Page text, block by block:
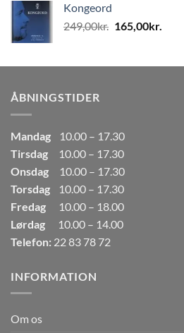
var:
80,00kr..50,00kr..
Kongeord
249,00kr. Den
var:
165,00kr.
er:
ÅBNINGSTIDER
Mandag
10.00 – 17.30
Tirsdag
10.00 – 17.30
Onsdag
10.00 – 17.30
Torsdag
10.00 – 17.30
Fredag
10.00 – 18.00
Lørdag
10.00 – 14.00
Telefon: 22 83 78 72
INFORMATION
Om os